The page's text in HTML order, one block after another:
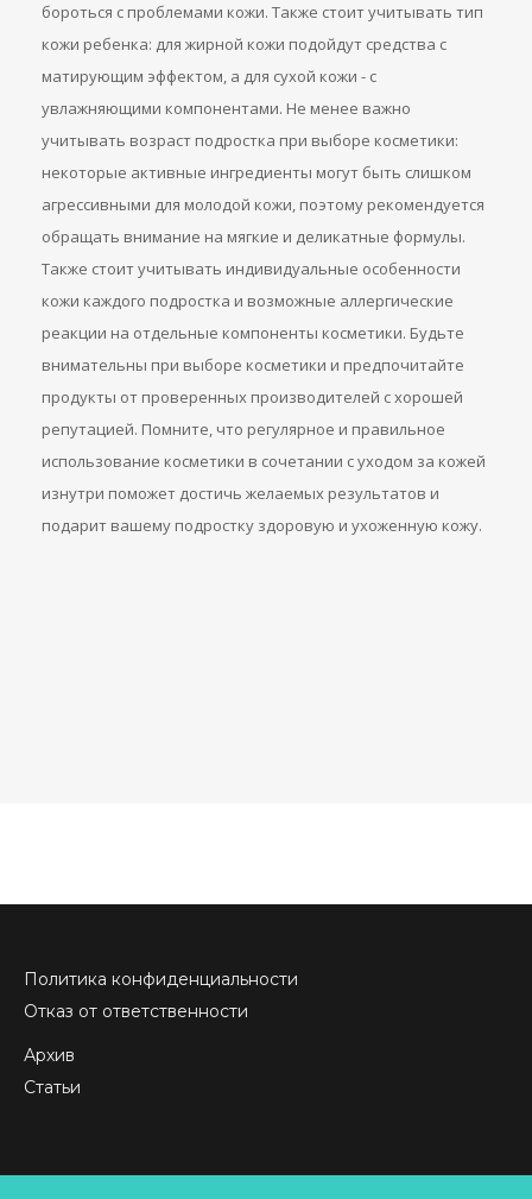
бороться с проблемами кожи. Также стоит учитывать тип
кожи ребенка: для жирной кожи подойдут средства с
матирующим эффектом, а для сухой кожи - с
увлажняющими компонентами. Не менее важно
учитывать возраст подростка при выборе косметики:
некоторые активные ингредиенты могут быть слишком
агрессивными для молодой кожи, поэтому рекомендуется
обращать внимание на мягкие и деликатные формулы.
Также стоит учитывать индивидуальные особенности
кожи каждого подростка и возможные аллергические
реакции на отдельные компоненты косметики. Будьте
внимательны при выборе косметики и предпочитайте
продукты от проверенных производителей с хорошей
репутацией. Помните, что регулярное и правильное
использование косметики в сочетании с уходом за кожей
изнутри поможет достичь желаемых результатов и
подарит вашему подростку здоровую и ухоженную кожу.
Политика конфиденциальности
Отказ от ответственности
Архив
Статьи